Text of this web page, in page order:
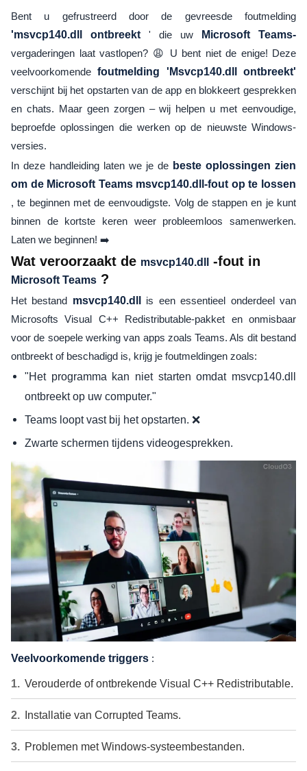
Bent u gefrustreerd door de gevreesde foutmelding
'msvcp140.dll ontbreekt ' die uw
Microsoft Teams-
vergaderingen laat vastlopen? 😩 U bent niet de enige! Deze
veelvoorkomendefoutmelding 'Msvcp140.dll ontbreekt'
verschijnt bij het opstarten van de app en blokkeert gesprekken
en chats. Maar geen zorgen – wij helpen u met eenvoudige,
beproefde oplossingen die werken op de nieuwste Windows-
versies.
In deze handleiding laten we je de beste oplossingen zien
om de Microsoft Teams msvcp140.dll-fout op te lossen
, te beginnen met de eenvoudigste. Volg de stappen en je kunt
binnen de kortste keren weer probleemloos samenwerken.
Laten we beginnen! ➡️
Wat veroorzaakt de msvcp140.dll -fout in
Microsoft Teams ?
Het bestand msvcp140.dll
is een essentieel onderdeel van
Microsofts Visual C++ Redistributable-pakket en onmisbaar
voor de soepele werking van apps zoals Teams. Als dit bestand
ontbreekt of beschadigd is, krijg je foutmeldingen zoals:
"Het programma kan niet starten omdat msvcp140.dll
ontbreekt op uw computer."
Teams loopt vast bij het opstarten. ❌
Zwarte schermen tijdens videogesprekken.
Veelvoorkomende triggers :
Verouderde of ontbrekende Visual C++ Redistributable.
Installatie van Corrupted Teams.
Problemen met Windows-systeembestanden.